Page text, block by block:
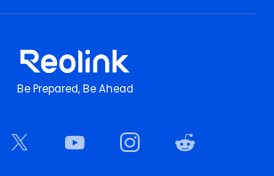
Be Prepared, Be Ahead